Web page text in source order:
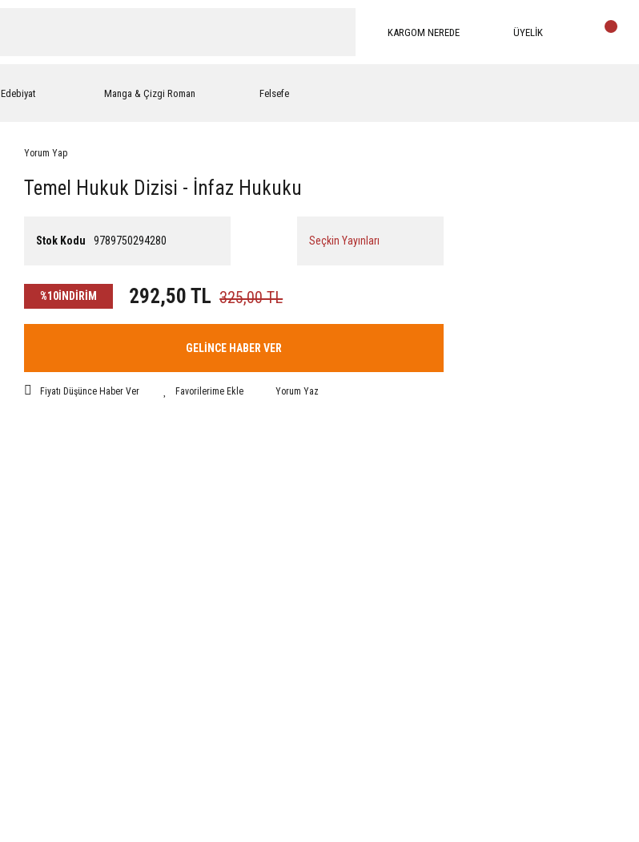
KARGOM NEREDE ÜYELİK
Edebiyat Manga & Çizgi Roman Felsefe
Yorum Yap
Temel Hukuk Dizisi - İnfaz Hukuku
Stok Kodu 9789750294280 Seçkin Yayınları
%10İNDİRİM 292,50 TL 325,00 TL
GELİNCE HABER VER
Fiyatı Düşünce Haber Ver Yorum Yaz